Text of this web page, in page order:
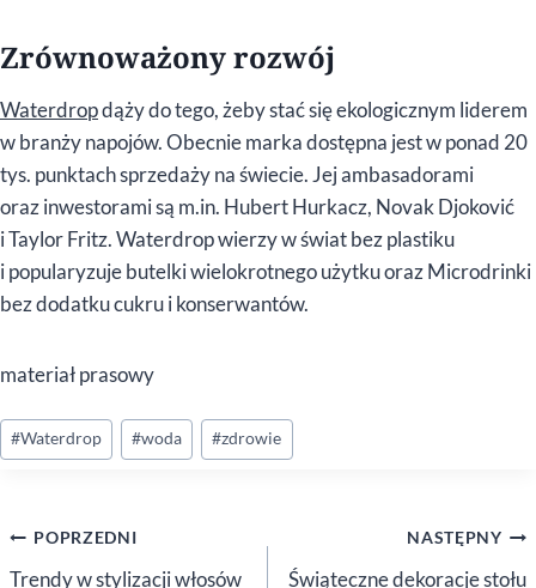
Zrównoważony rozwój
Waterdropdąży do tego, żeby stać się ekologicznym liderem
w branży napojów. Obecnie marka dostępna jest w ponad 20
tys. punktach sprzedaży na świecie. Jej ambasadorami
oraz inwestorami są m.in. Hubert Hurkacz, Novak Djoković
i Taylor Fritz. Waterdrop wierzy w świat bez plastiku
i popularyzuje butelki wielokrotnego użytku oraz Microdrinki
bez dodatku cukru i konserwantów.
materiał prasowy
Tagi
wpisu:
#Waterdrop #woda #zdrowie
Nawigacja
POPRZEDNI
Trendy w stylizacji włosów
NASTĘPNY
Świąteczne dekoracje stołu